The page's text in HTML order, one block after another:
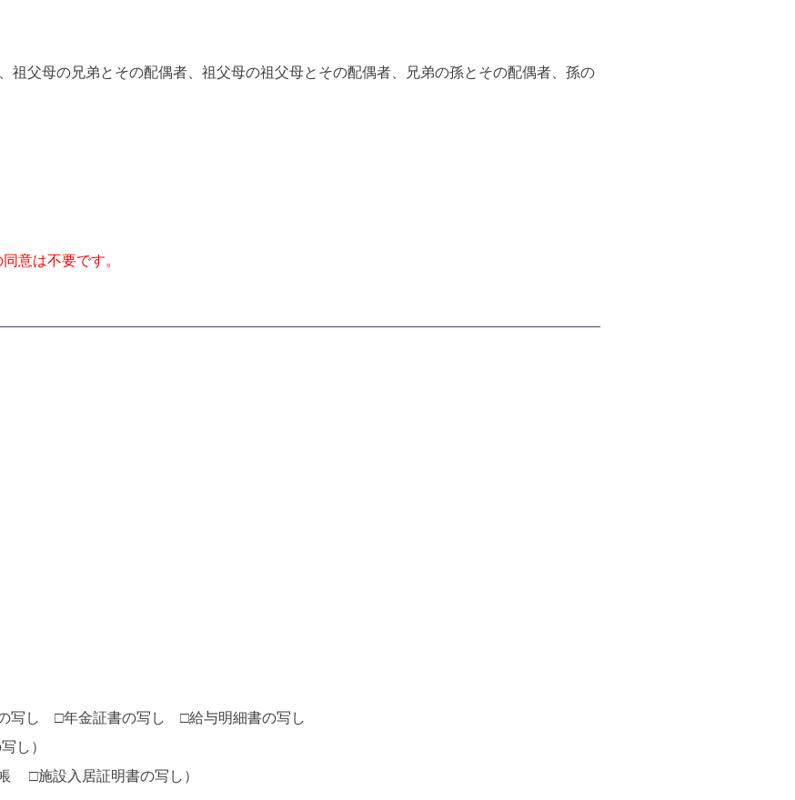
父母の兄弟とその配偶者、祖父母の祖父母とその配偶者、兄弟の孫とその配偶者、孫の
意は不要です。
写し □年金証書の写し □給与明細書の写し
し）
□施設入居証明書の写し）